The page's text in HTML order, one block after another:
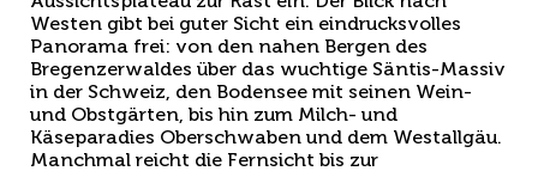
Westen gibt bei guter Sicht ein eindrucksvolles
Panorama frei: von den nahen Bergen des
Bregenzerwaldes über das wuchtige Säntis-Massiv
in der Schweiz, den Bodensee mit seinen Wein-
und Obstgärten, bis hin zum Milch- und
Käseparadies Oberschwaben und dem Westallgäu.
Manchmal reicht die Fernsicht bis zur